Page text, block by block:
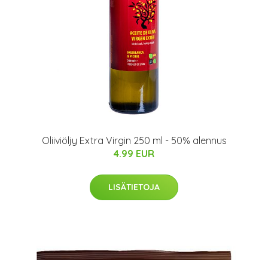
Oliiviöljy Extra Virgin 250 ml - 50% alennus
4.99 EUR
LISÄTIETOJA